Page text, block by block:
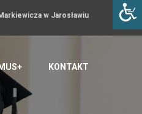
w Jarosławiu
KONTAKT